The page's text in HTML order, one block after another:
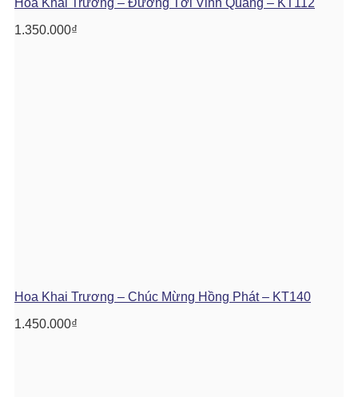
1.350.000₫
Hoa Khai Trương – Chúc Mừng Hồng Phát – KT140
1.450.000₫